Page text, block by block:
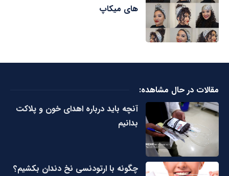
های میکاپ
مقالات در حال مشاهده:
آنچه باید درباره اهدای خون و پلاکت
بدانیم
چگونه با ارتودنسی نخ دندان بکشیم؟